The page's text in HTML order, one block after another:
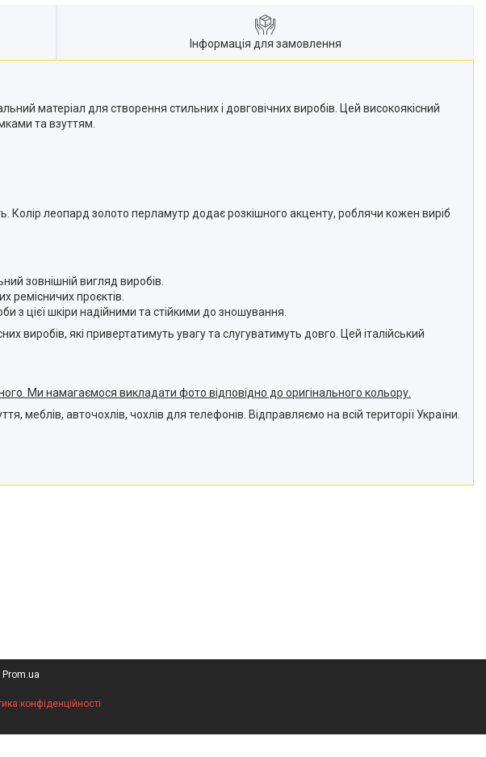
Інформація для замовлення
матеріал для створення стильних і довговічних виробів. Цей високоякісний
та взуттям.
Колір леопард золото перламутр додає розкішного акценту, роблячи кожен виріб
зовнішній вигляд виробів.
ремісничих проєктів.
з цієї шкіри надійними та стійкими до зношування.
виробів, які привертатимуть увагу та слугуватимуть довго. Цей італійський
Ми намагаємося викладати фото відповідно до оригінального кольору.
меблів, авточохлів, чохлів для телефонів. Відправляємо на всій території України.
Prom.ua
конфіденційності